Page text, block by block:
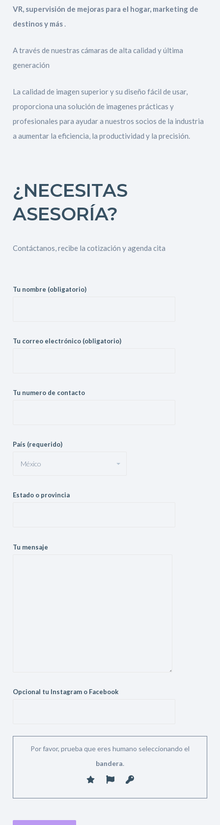
VR, supervisión de mejoras para el hogar, marketing de
destinos y más .
A través de nuestras cámaras de alta calidad y última
generación
La calidad de imagen superior y su diseño fácil de usar,
proporciona una solución de imagenes prácticas y
profesionales para ayudar a nuestros socios de la industria
a aumentar la eficiencia, la productividad y la precisión.
¿NECESITAS
ASESORÍA?
Contáctanos, recibe la cotización y agenda cita
Tu nombre (obligatorio)
Tu correo electrónico (obligatorio)
Tu numero de contacto
País (requerido)
Estado o provincia
Tu mensaje
Opcional tu Instagram o Facebook
Por favor, prueba que eres humano seleccionando el
bandera.